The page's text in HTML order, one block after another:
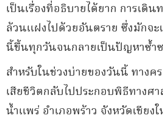
เป็นเรื่องที่อธิบายได้ยาก การเดิน
ล้วนแฝงไปด้วยอันตราย ซึ่งมักจ
นี้ขึ้นทุกวันจนกลายเป็นปัญหาซ้ำ
สำหรับในช่วงบ่ายของวันนี้ ทางค
เสียชีวิตกลับไปประกอบพิธีทางศ
น้ำแพร่ อำเภอพร้าว จังหวัดเชียง